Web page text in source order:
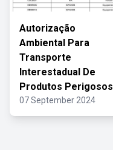
Autorização
Ambiental Para
Transporte
Interestadual De
Produtos Perigosos
07 September 2024